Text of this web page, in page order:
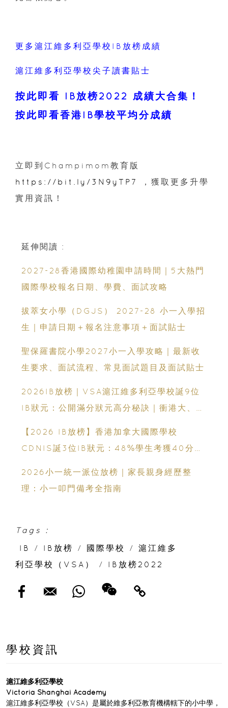
更多滬江維多利亞學校IB放榜成績
滬江維多利亞學校尖子讀書貼士
按此即看 IB放榜2022 成績大合集！
按此即看香港IB學校平均分成績
立即到Champimom教育版
https://bit.ly/3N9yTP7
，獲取更多升學
實用資訊！
延伸閱讀 :
2027-28香港國際幼稚園申請時間｜5大熱門
國際學校報名日期、學費、面試攻略
拔萃女小學（DGJS） 2027-28 小一入學招
生｜申請日期＋報名注意事項＋面試貼士
聖保羅書院小學2027小一入學攻略｜最新收
生要求、面試流程、常見面試題目及面試貼士
2026IB放榜｜VSA滬江維多利亞學校誕9位
IB狀元：公開滿分狀元高分秘訣｜衝港大、帝
【2026 IB放榜】香港加拿大國際學校
CDNIS誕3位IB狀元：48%學生考獲40分以
2026小一統一派位放榜｜家長親身經歷整
理：小一叩門備考全指南
Tags :
IB
/ IB放榜 / 國際學校 /
滬江維多
利亞學校（VSA）
/ IB放榜2022
學校資訊
滬江維多利亞學校
Victoria Shanghai Academy
滬江維多利亞學校（VSA）是屬於維多利亞教育機構轄下的小中學，